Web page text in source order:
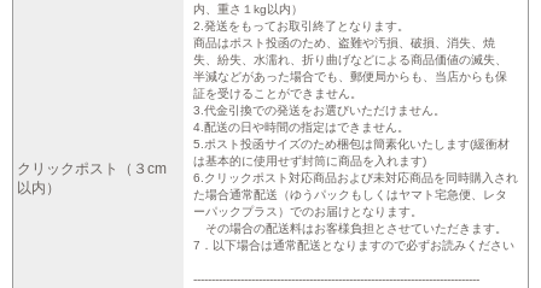
クリックポスト（３cm
以内）
内、重さ１kg以内）
2.発送をもってお取引終了となります。
商品はポスト投函のため、盗難や汚損、破損、消失、焼
失、紛失、水濡れ、折り曲げなどによる商品価値の滅失、
半減などがあった場合でも、郵便局からも、当店からも保
証を受けることができません。
3.代金引換での発送をお選びいただけません。
4.配送の日や時間の指定はできません。
5.ポスト投函サイズのため梱包は簡素化いたします(緩衝材
は基本的に使用せず封筒に商品を入れます)
6.クリックポスト対応商品および未対応商品を同時購入され
た場合通常配送（ゆうパックもしくはヤマト宅急便、レタ
ーパックプラス）でのお届けとなります。
その場合の配送料はお客様負担とさせていただきます。
7．以下場合は通常配送となりますので必ずお読みください
-------------------------------------------------------------------------------